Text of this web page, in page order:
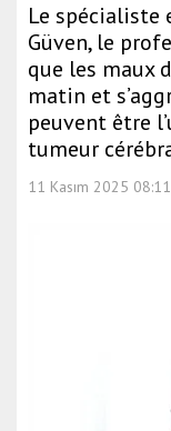
Le spécialiste
Güven, le
que les maux
matin et
peuvent être
tumeur
11 Kasım 2025 08:11